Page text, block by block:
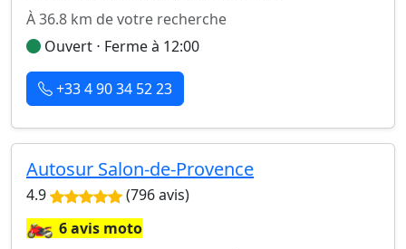
À 36.8 km de votre recherche
Ouvert ⋅ Ferme à 12:00
+33 4 90 34 52 23
Autosur Salon-de-Provence
4.9 (796 avis)
🏍️6 avis moto